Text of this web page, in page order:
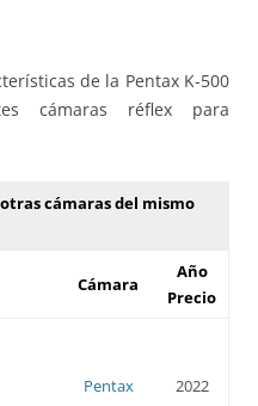
de la Pentax K-500
cámaras réflex para
cámaras del mismo
Cámara
Año
Precio
Pentax
2022